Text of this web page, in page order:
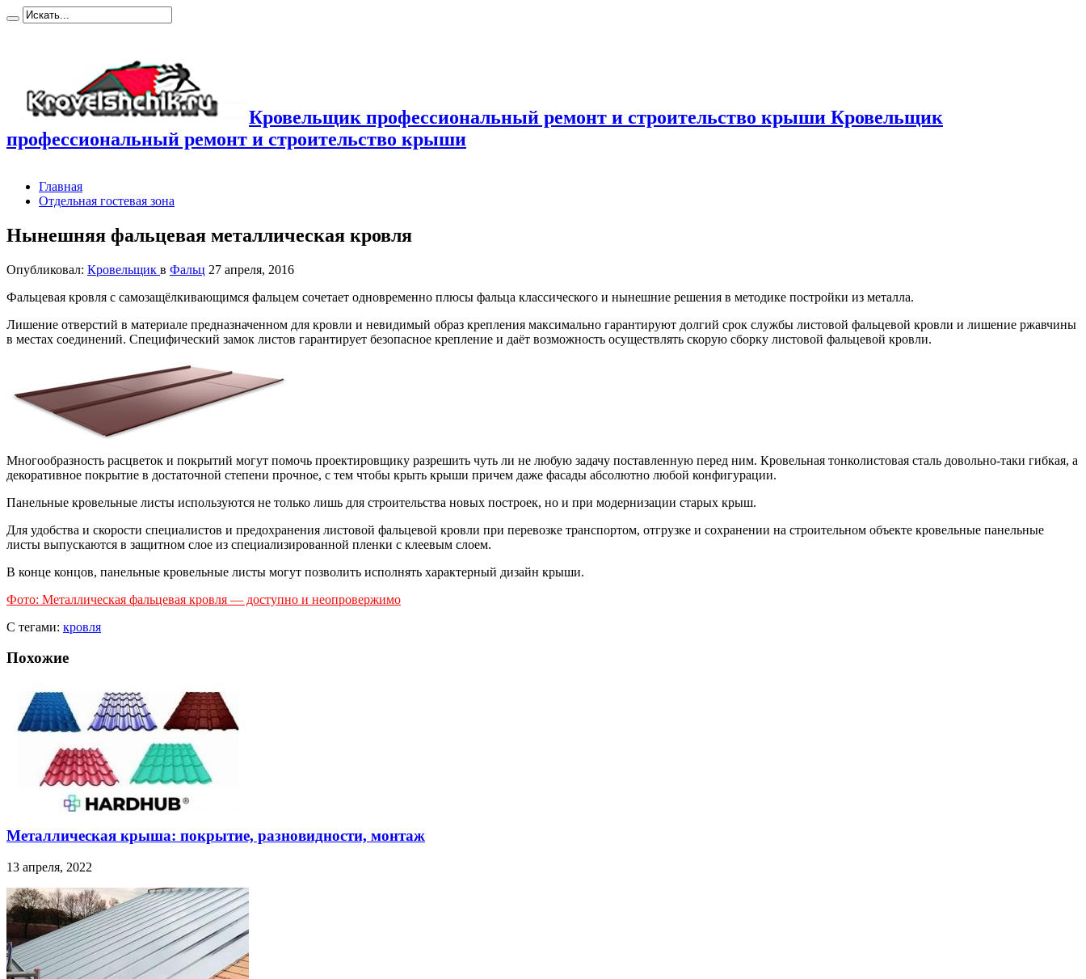
Кровельщик профессиональный ремонт и строительство крыши Кровельщик
профессиональный ремонт и строительство крыши
Главная
Отдельная гостевая зона
Нынешняя фальцевая металлическая кровля
Опубликовал: Кровельщик в Фальц 27 апреля, 2016
Фальцевая кровля с самозащёлкивающимся фальцем сочетает одновременно плюсы фальца классического и нынешние решения в методике постройки из металла.
Лишение отверстий в материале предназначенном для кровли и невидимый образ крепления максимально гарантируют долгий срок службы листовой фальцевой кровли и лишение ржавчины
в местах соединений. Специфический замок листов гарантирует безопасное крепление и даёт возможность осуществлять скорую сборку листовой фальцевой кровли.
Многообразность расцветок и покрытий могут помочь проектировщику разрешить чуть ли не любую задачу поставленную перед ним. Кровельная тонколистовая сталь довольно-таки гибкая, а
декоративное покрытие в достаточной степени прочное, с тем чтобы крыть крыши причем даже фасады абсолютно любой конфигурации.
Панельные кровельные листы используются не только лишь для строительства новых построек, но и при модернизации старых крыш.
Для удобства и скорости специалистов и предохранения листовой фальцевой кровли при перевозке транспортом, отгрузке и сохранении на строительном объекте кровельные панельные
листы выпускаются в защитном слое из специализированной пленки с клеевым слоем.
В конце концов, панельные кровельные листы могут позволить исполнять характерный дизайн крыши.
Фото: Металлическая фальцевая кровля — доступно и неопровержимо
С тегами: кровля
Похожие
Металлическая крыша: покрытие, разновидности, монтаж
13 апреля, 2022